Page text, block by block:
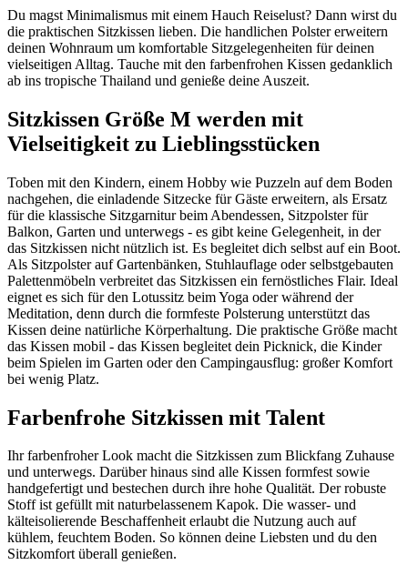
Du magst Minimalismus mit einem Hauch Reiselust? Dann wirst du
die praktischen Sitzkissen lieben. Die handlichen Polster erweitern
deinen Wohnraum um komfortable Sitzgelegenheiten für deinen
vielseitigen Alltag. Tauche mit den farbenfrohen Kissen gedanklich
ab ins tropische Thailand und genieße deine Auszeit.
Sitzkissen Größe M werden mit
Vielseitigkeit zu Lieblingsstücken
Toben mit den Kindern, einem Hobby wie Puzzeln auf dem Boden
nachgehen, die einladende Sitzecke für Gäste erweitern, als Ersatz
für die klassische Sitzgarnitur beim Abendessen, Sitzpolster für
Balkon, Garten und unterwegs - es gibt keine Gelegenheit, in der
das Sitzkissen nicht nützlich ist. Es begleitet dich selbst auf ein Boot.
Als Sitzpolster auf Gartenbänken, Stuhlauflage oder selbstgebauten
Palettenmöbeln verbreitet das Sitzkissen ein fernöstliches Flair. Ideal
eignet es sich für den Lotussitz beim Yoga oder während der
Meditation, denn durch die formfeste Polsterung unterstützt das
Kissen deine natürliche Körperhaltung. Die praktische Größe macht
das Kissen mobil - das Kissen begleitet dein Picknick, die Kinder
beim Spielen im Garten oder den Campingausflug: großer Komfort
bei wenig Platz.
Farbenfrohe Sitzkissen mit Talent
Ihr farbenfroher Look macht die Sitzkissen zum Blickfang Zuhause
und unterwegs. Darüber hinaus sind alle Kissen formfest sowie
handgefertigt und bestechen durch ihre hohe Qualität. Der robuste
Stoff ist gefüllt mit naturbelassenem Kapok. Die wasser- und
kälteisolierende Beschaffenheit erlaubt die Nutzung auch auf
kühlem, feuchtem Boden. So können deine Liebsten und du den
Sitzkomfort überall genießen.